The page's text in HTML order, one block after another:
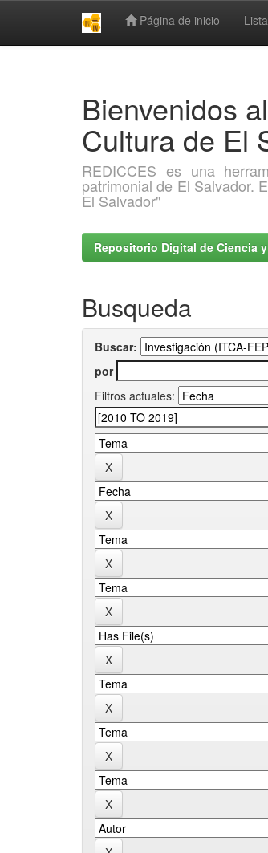
Página de inicio
Bienvenidos
Cultura de El
REDICCES es una
patrimonial de El Salvador.
El Salvador"
Repositorio Digital de Ciencia
Busqueda
Buscar:
por
Filtros actuales: